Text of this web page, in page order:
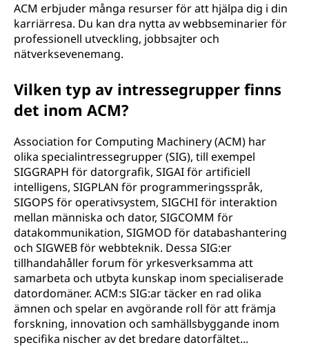
ACM erbjuder många resurser för att hjälpa dig i din
karriärresa. Du kan dra nytta av webbseminarier för
professionell utveckling, jobbsajter och
nätverksevenemang.
Vilken typ av intressegrupper finns
det inom ACM?
Association for Computing Machinery (ACM) har
olika specialintressegrupper (SIG), till exempel
SIGGRAPH för datorgrafik, SIGAI för artificiell
intelligens, SIGPLAN för programmeringsspråk,
SIGOPS för operativsystem, SIGCHI för interaktion
mellan människa och dator, SIGCOMM för
datakommunikation, SIGMOD för databashantering
och SIGWEB för webbteknik. Dessa SIG:er
tillhandahåller forum för yrkesverksamma att
samarbeta och utbyta kunskap inom specialiserade
datordomäner. ACM:s SIG:ar täcker en rad olika
ämnen och spelar en avgörande roll för att främja
forskning, innovation och samhällsbyggande inom
specifika nischer av det bredare datorfältet...